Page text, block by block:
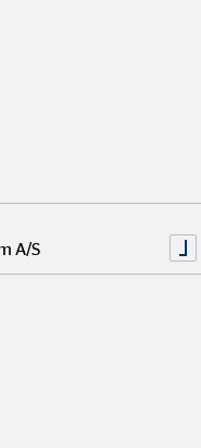
finanziellen
A/S